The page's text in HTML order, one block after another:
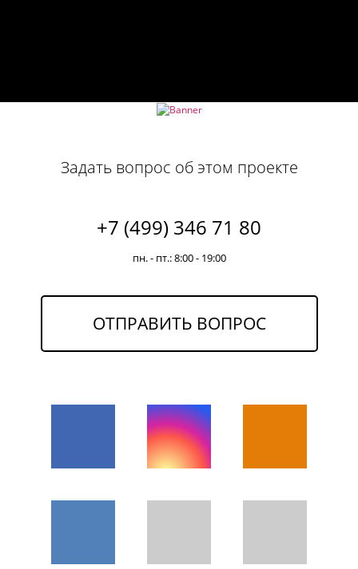
Задать вопрос об этом проекте
+7 (499) 346 71 80
пн. - пт.: 8:00 - 19:00
ОТПРАВИТЬ ВОПРОС